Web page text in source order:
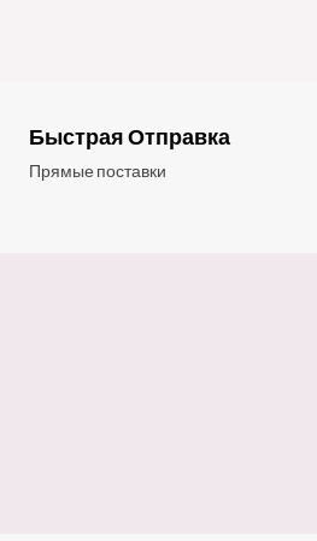
Быстрая Отправка
Прямые поставки